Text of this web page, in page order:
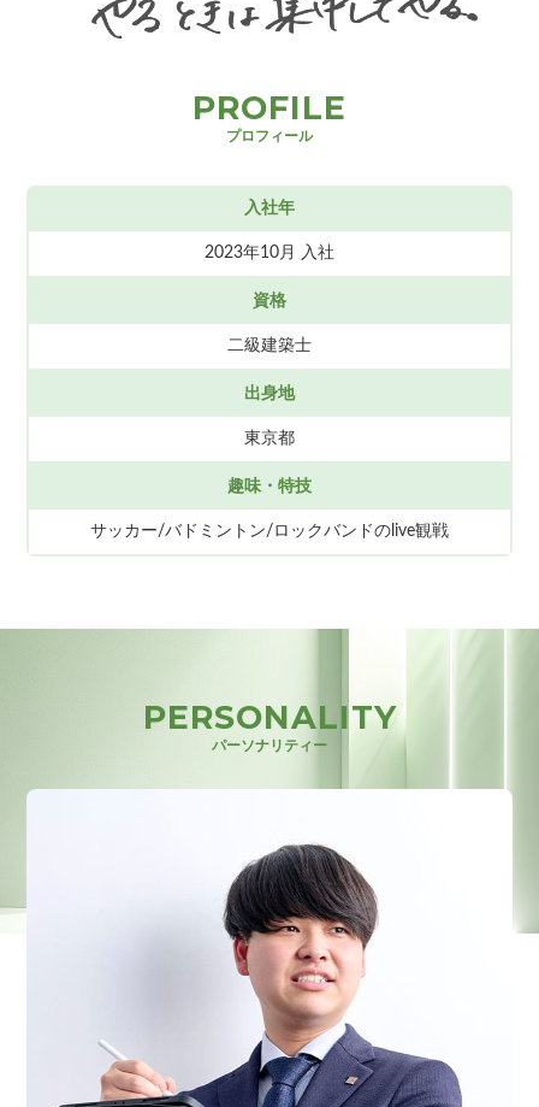
PROFILE
プロフィール
入社年
2023年10月 入社
資格
二級建築士
出身地
東京都
趣味・特技
サッカー/バドミントン/ロックバンドのlive観戦
PERSONALITY
パーソナリティー